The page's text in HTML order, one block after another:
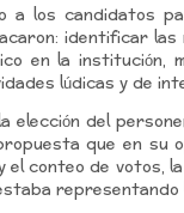
a los candidatos
identificar
en la
lúdicas y de
elección del
que en su
conteo de votos,
representando